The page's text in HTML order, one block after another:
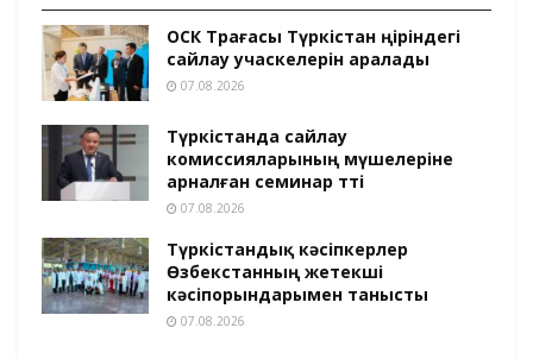
ОСК Төрағасы Түркістан өңіріндегі
сайлау учаскелерін аралады
07.08.2026
Түркістанда сайлау
комиссияларының мүшелеріне
арналған семинар өтті
07.08.2026
Түркістандық кәсіпкерлер
Өзбекстанның жетекші
кәсіпорындарымен танысты
07.08.2026